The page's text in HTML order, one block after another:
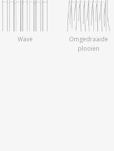
Wave
Omgedraaide
plooien